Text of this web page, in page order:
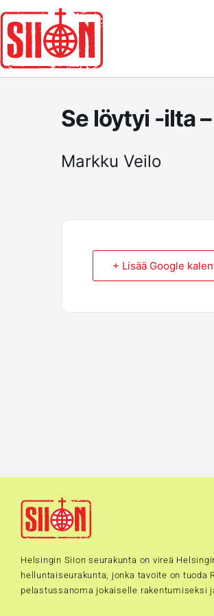
sisältöön
Se löytyi -ilta
Markku Veilo
+ Lisää Google
Helsingin Siion seurakunta on vireä
helluntaiseurakunta, jonka tavoite on tuoda
pelastussanoma jokaiselle rakentumiseksi